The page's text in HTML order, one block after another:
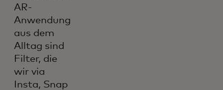
AR-
Anwendung
aus dem
Alltag sind
Filter, die
wir via
Insta, Snap